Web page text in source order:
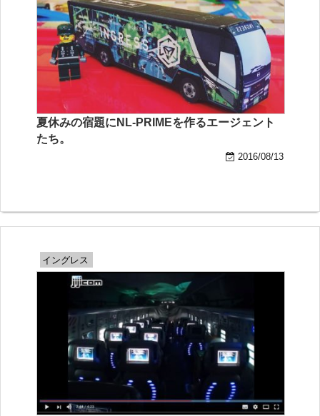
夏休みの宿題にNL-PRIMEを作るエージェント
たち。
2016/08/13
イングレス